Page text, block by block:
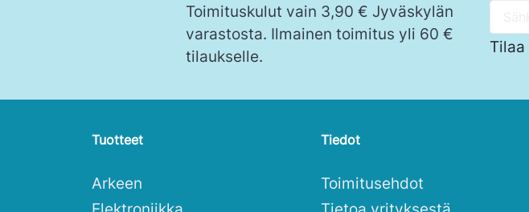
Toimituskulut vain 3,90 € Jyväskylän
varastosta. Ilmainen toimitus yli 60 €
tilaukselle.
Tuotteet
Arkeen
Tiedot
Toimitusehdot